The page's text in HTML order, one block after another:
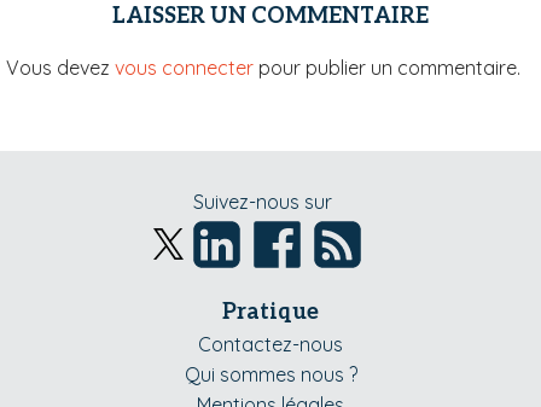
LAISSER UN COMMENTAIRE
Vous devez vous connecter pour publier un commentaire.
Suivez-nous sur
Pratique
Contactez-nous
Qui sommes nous ?